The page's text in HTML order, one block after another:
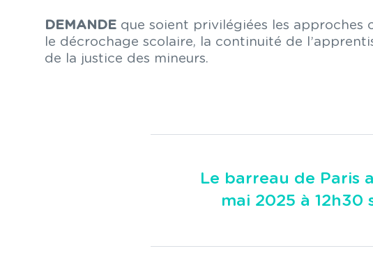
DEMANDE que soient privilégiées les approches
le décrochage scolaire, la continuité de
de la justice des mineurs.
Le barreau de Paris
mai 2025 à